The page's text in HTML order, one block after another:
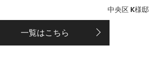
中央区 K様邸
一覧はこちら